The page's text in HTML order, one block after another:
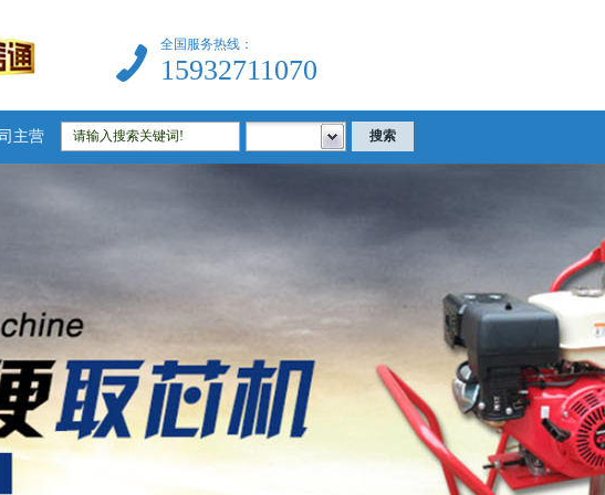
全国服务热线：
15932711070
营：防水卷材检测仪器|建筑试验仪器|公路试验仪器|土工试验仪器|沥青试验仪器|混凝